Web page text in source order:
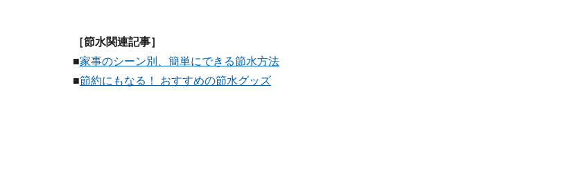
［節水関連記事］
■家事のシーン別、簡単にできる節水方法
■節約にもなる！ おすすめの節水グッズ